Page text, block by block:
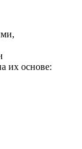
их основе: